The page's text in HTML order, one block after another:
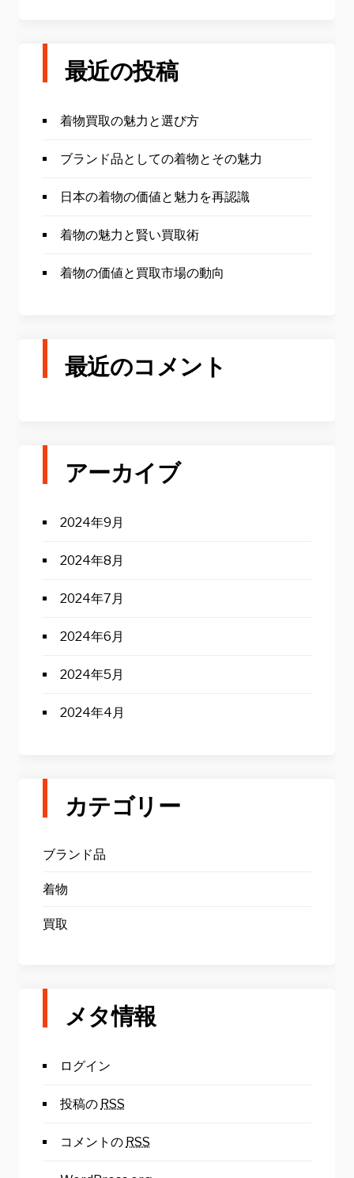
最近の投稿
着物買取の魅力と選び方
ブランド品としての着物とその魅力
日本の着物の価値と魅力を再認識
着物の魅力と賢い買取術
着物の価値と買取市場の動向
最近のコメント
アーカイブ
2024年9月
2024年8月
2024年7月
2024年6月
2024年5月
2024年4月
カテゴリー
ブランド品
着物
買取
メタ情報
ログイン
投稿の RSS
コメントの RSS